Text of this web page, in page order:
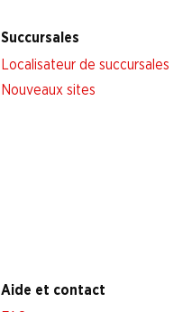
Succursales
Localisateur de succursales
Nouveaux sites
Aide et contact